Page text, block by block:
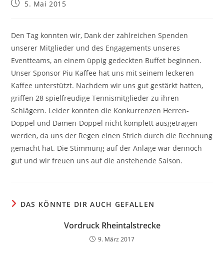
Beitrag5. Mai 2015
Den Tag konnten wir, Dank der zahlreichen Spenden
unserer Mitglieder und des Engagements unseres
Eventteams, an einem üppig gedeckten Buffet beginnen.
Unser Sponsor Piu Kaffee hat uns mit seinem leckeren
Kaffee unterstützt. Nachdem wir uns gut gestärkt hatten,
griffen 28 spielfreudige Tennismitglieder zu ihren
Schlägern. Leider konnten die Konkurrenzen Herren-
Doppel und Damen-Doppel nicht komplett ausgetragen
werden, da uns der Regen einen Strich durch die Rechnung
gemacht hat. Die Stimmung auf der Anlage war dennoch
gut und wir freuen uns auf die anstehende Saison.
DAS KÖNNTE DIR AUCH GEFALLEN
Vordruck Rheintalstrecke
9. März 2017